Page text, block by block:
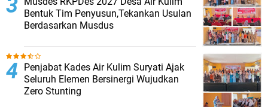
Bentuk Tim Penyusun,Tekankan Usulan
Berdasarkan Musdus
Penjabat Kades Air Kulim Suryati Ajak
Seluruh Elemen Bersinergi Wujudkan
Zero Stunting